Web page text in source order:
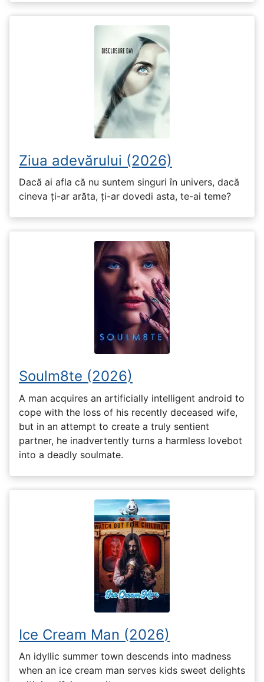
Ziua adevărului (2026)
Dacă ai afla că nu suntem singuri în univers, dacă
cineva ți-ar arăta, ți-ar dovedi asta, te-ai teme?
Soulm8te (2026)
A man acquires an artificially intelligent android to
cope with the loss of his recently deceased wife,
but in an attempt to create a truly sentient
partner, he inadvertently turns a harmless lovebot
into a deadly soulmate.
Ice Cream Man (2026)
An idyllic summer town descends into madness
when an ice cream man serves kids sweet delights